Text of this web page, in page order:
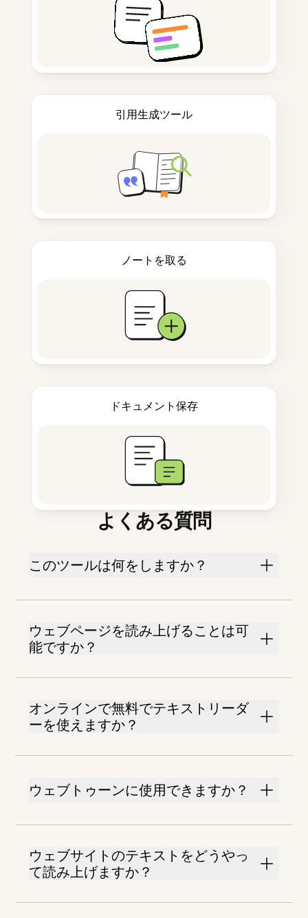
引用生成ツール
ノートを取る
ドキュメント保存
よくある質問
このツールは何をしますか？
ウェブページを読み上げることは可
能ですか？
オンラインで無料でテキストリーダ
ーを使えますか？
ウェブトゥーンに使用できますか？
ウェブサイトのテキストをどうやっ
て読み上げますか？